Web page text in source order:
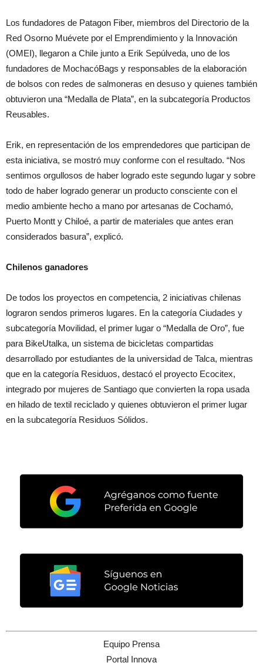
Los fundadores de Patagon Fiber, miembros del Directorio de la
Red Osorno Muévete por el Emprendimiento y la Innovación
(OMEI), llegaron a Chile junto a Erik Sepúlveda, uno de los
fundadores de MochacóBags y responsables de la elaboración
de bolsos con redes de salmoneras en desuso y quienes también
obtuvieron una “Medalla de Plata”, en la subcategoría Productos
Reusables.
Erik, en representación de los emprendedores que participan de
esta iniciativa, se mostró muy conforme con el resultado. “Nos
sentimos orgullosos de haber logrado este segundo lugar y sobre
todo de haber logrado generar un producto consciente con el
medio ambiente hecho a mano por artesanas de Cochamó,
Puerto Montt y Chiloé, a partir de materiales que antes eran
considerados basura”, explicó.
Chilenos ganadores
De todos los proyectos en competencia, 2 iniciativas chilenas
lograron sendos primeros lugares. En la categoría Ciudades y
subcategoría Movilidad, el primer lugar o “Medalla de Oro”, fue
para BikeUtalka, un sistema de bicicletas compartidas
desarrollado por estudiantes de la universidad de Talca, mientras
que en la categoría Residuos, destacó el proyecto Ecocitex,
integrado por mujeres de Santiago que convierten la ropa usada
en hilado de textil reciclado y quienes obtuvieron el primer lugar
en la subcategoría Residuos Sólidos.
Equipo Prensa
Portal Innova